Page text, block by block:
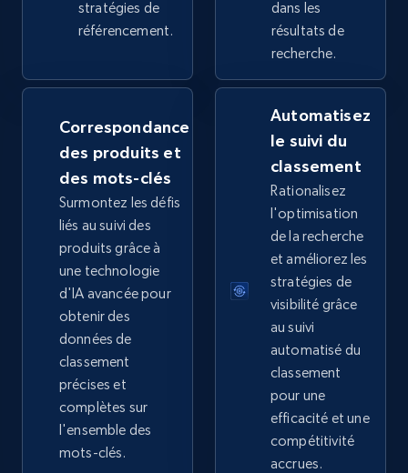
Rating, Reviews count, Images, Variations, and
Commencer
Google Shopping - collects products from
web using keywords
URL, Product id, Title, Product description,
Rating, Reviews count, Images, Variations, and
more.
Commencer
stratégies de
référencement.
dans les
résultats de
recherche.
Correspondance
des produits et
des mots-clés
Surmontez les défis
liés au suivi des
produits grâce à
une technologie
d'IA avancée pour
obtenir des
données de
classement
précises et
complètes sur
l'ensemble des
mots-clés.
Automatisez
le suivi du
classement
Rationalisez
l'optimisation
de la recherche
et améliorez les
stratégies de
visibilité grâce
au suivi
automatisé du
classement
pour une
efficacité et une
compétitivité
accrues.